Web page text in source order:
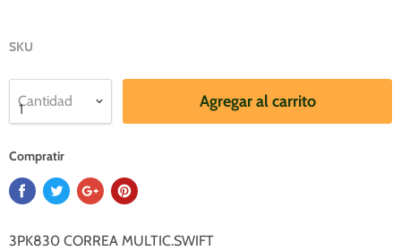
SKU
Cantidad Agregar al carrito
Compratir
3PK830 CORREA MULTIC.SWIFT